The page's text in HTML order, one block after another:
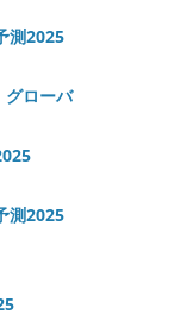
測2025
グローバ
測2025